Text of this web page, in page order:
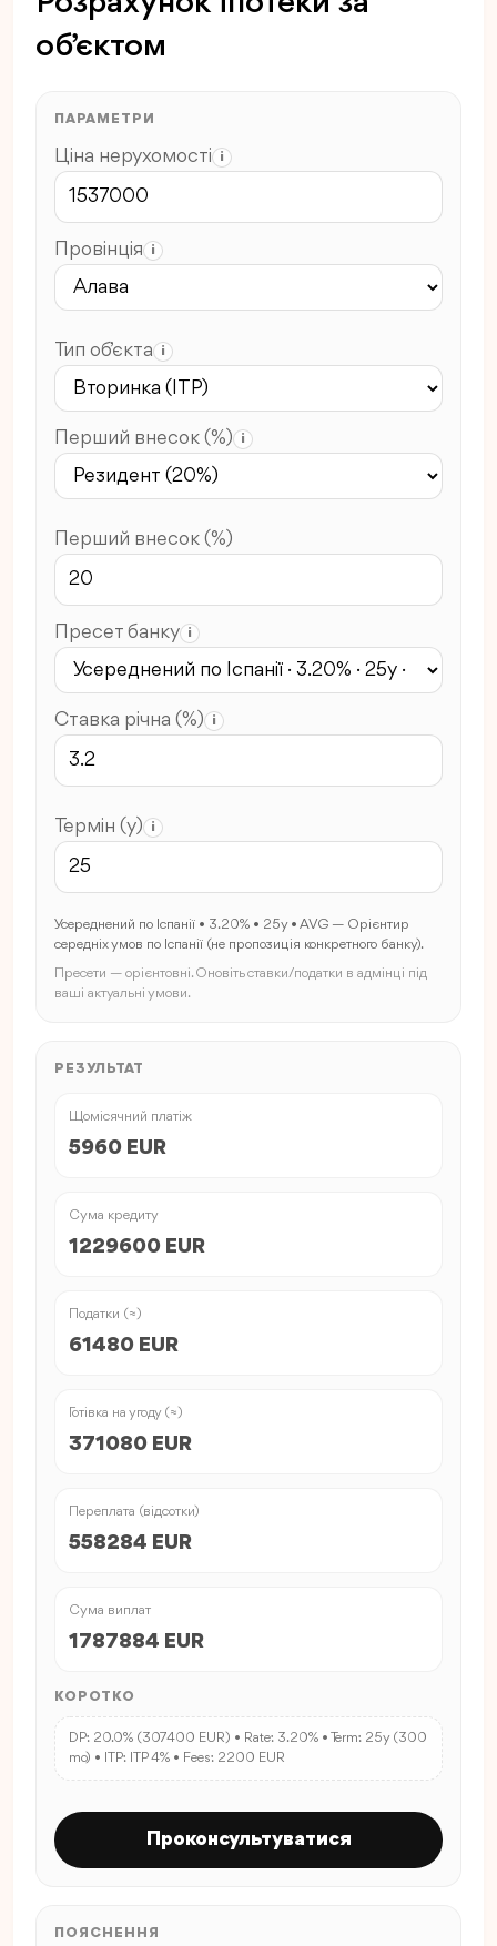
об’єктом
ПАРАМЕТРИ
Ціна нерухомості i
Провінція i
Тип об’єкта i
Перший внесок (%) i
Перший внесок (%)
Пресет банку i
Ставка річна (%) i
Термін (y) i
Усереднений по Іспанії • 3.20% • 25y • AVG — Орієнтир
середніх умов по Іспанії (не пропозиція конкретного банку).
Пресети — орієнтовні. Оновіть ставки/податки в адмінці під
ваші актуальні умови.
РЕЗУЛЬТАТ
Щомісячний платіж
5960 EUR
Сума кредиту
1229600 EUR
Податки (≈)
61480 EUR
Готівка на угоду (≈)
371080 EUR
Переплата (відсотки)
558284 EUR
Сума виплат
1787884 EUR
КОРОТКО
DP: 20.0% (307400 EUR) • Rate: 3.20% • Term: 25y (300
mo) • ITP: ITP 4% • Fees: 2200 EUR
Проконсультуватися
ПОЯСНЕННЯ